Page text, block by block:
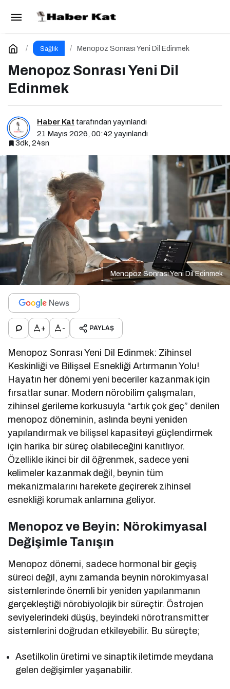
Sağlık Menopoz Sonrası Yeni Dil Edinmek
Menopoz Sonrası Yeni Dil
Edinmek
Haber Kat tarafından yayınlandı
21 Mayıs 2026, 00:42 yayınlandı
3dk, 24sn
Menopoz Sonrası Yeni Dil Edinmek
+ - PAYLAŞ
Menopoz Sonrası Yeni Dil Edinmek: Zihinsel
Keskinliği ve Bilişsel Esnekliği Artırmanın Yolu!
Hayatın her dönemi yeni beceriler kazanmak için
fırsatlar sunar. Modern nörobilim çalışmaları,
zihinsel gerileme korkusuyla “artık çok geç” denilen
menopoz döneminin, aslında beyni yeniden
yapılandırmak ve bilişsel kapasiteyi güçlendirmek
için harika bir süreç olabileceğini kanıtlıyor.
Özellikle ikinci bir dil öğrenmek, sadece yeni
kelimeler kazanmak değil, beynin tüm
mekanizmalarını harekete geçirerek zihinsel
esnekliği korumak anlamına geliyor.
Menopoz ve Beyin: Nörokimyasal
Değişimle Tanışın
Menopoz dönemi, sadece hormonal bir geçiş
süreci değil, aynı zamanda beynin nörokimyasal
sistemlerinde önemli bir yeniden yapılanmanın
gerçekleştiği nörobiyolojik bir süreçtir. Östrojen
seviyelerindeki düşüş, beyindeki nörotransmitter
sistemlerini doğrudan etkileyebilir. Bu süreçte;
Asetilkolin üretimi ve sinaptik iletimde meydana
gelen değişimler yaşanabilir.
İnsülin Direnci Belirtileri ve Riskleri
Yorum Yap